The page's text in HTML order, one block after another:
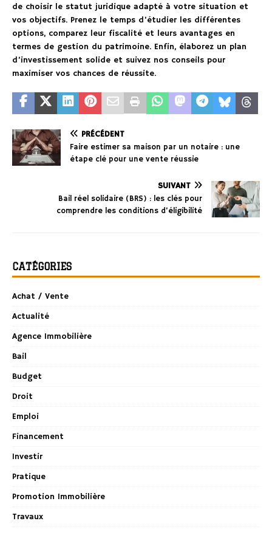
de choisir le statut juridique adapté à votre situation et
vos objectifs. Prenez le temps d’étudier les différentes
options, comparez leur fiscalité et leurs avantages en
termes de gestion du patrimoine. Enfin, élaborez un plan
d’investissement solide et suivez nos conseils pour
maximiser vos chances de réussite.
PRÉCÉDENT
Faire estimer sa maison par un notaire : une
étape clé pour une vente réussie
SUIVANT
Bail réel solidaire (BRS) : les clés pour
comprendre les conditions d’éligibilité
CATÉGORIES
Achat / Vente
Actualité
Agence Immobilière
Bail
Budget
Droit
Emploi
Financement
Investir
Pratique
Promotion Immobilière
Travaux